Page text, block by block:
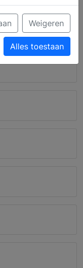
Weigeren
Alles toestaan